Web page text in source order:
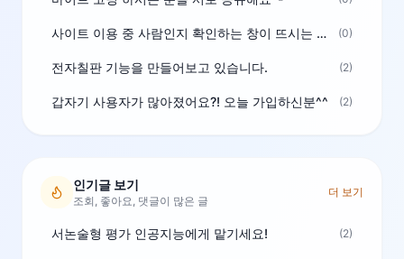
사이트 이용 중 사람인지 확인하는 창이 뜨시는 분은 알려주세요 (0)
전자칠판 기능을 만들어보고 있습니다. (2)
갑자기 사용자가 많아졌어요?! 오늘 가입하신분^^ (2)
인기글 보기
조회, 좋아요, 댓글이 많은 글
더 보기
서논술형 평가 인공지능에게 맡기세요! (2)